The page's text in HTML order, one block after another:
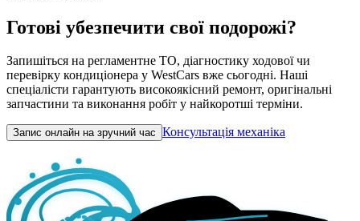
Готові убезпечити свої подорожі?
Запишіться на регламентне ТО, діагностику ходової чи
перевірку кондиціонера у WestCars вже сьогодні. Наші
спеціалісти гарантують високоякісний ремонт, оригінальні
запчастини та виконання робіт у найкоротші терміни.
Запис онлайн на зручний час Консультація механіка